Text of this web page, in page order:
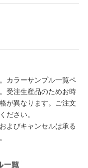
カラーサンプル一覧ペ
受注生産品のためお時
が異なります。ご注文
ださい。
よびキャンセルは承る